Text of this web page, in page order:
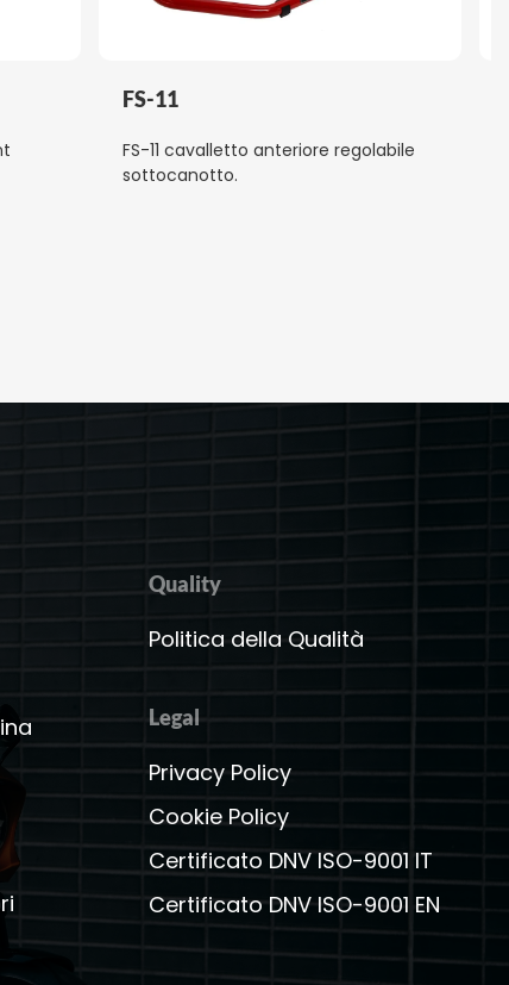
FS-11
FS-11 cavalletto anteriore regolabile
sottocanotto.
Quality
Politica della Qualità
Legal
Privacy Policy
Cookie Policy
Certificato DNV ISO-9001 IT
Certificato DNV ISO-9001 EN